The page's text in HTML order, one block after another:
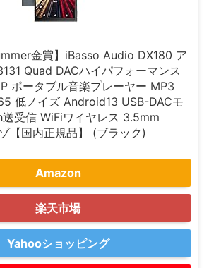
金賞】iBasso Audio DX180 ア
Quad DACハイパフォーマンス
ポータブル音楽プレーヤー MP3
低ノイズ Android13 USB-DACモ
受信 WiFiワイヤレス 3.5mm
【国内正規品】 (ブラック)
Amazon
楽天市場
Yahooショッピング